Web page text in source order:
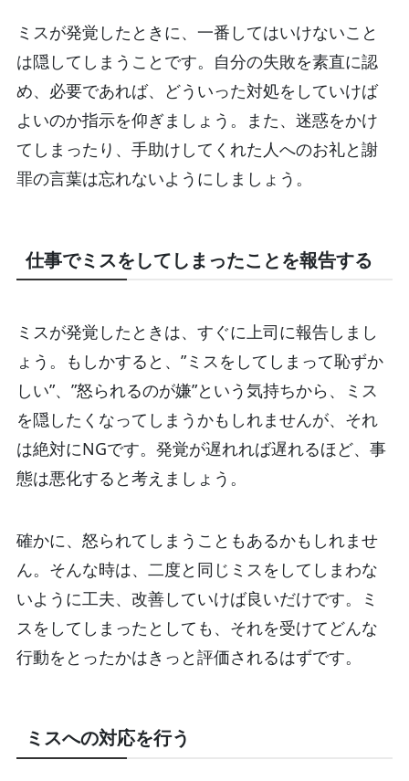
ミスが発覚したときに、一番してはいけないこと
は隠してしまうことです。自分の失敗を素直に認
め、必要であれば、どういった対処をしていけば
よいのか指示を仰ぎましょう。また、迷惑をかけ
てしまったり、手助けしてくれた人へのお礼と謝
罪の言葉は忘れないようにしましょう。
仕事でミスをしてしまったことを報告する
ミスが発覚したときは、すぐに上司に報告しまし
ょう。もしかすると、”ミスをしてしまって恥ずか
しい”、”怒られるのが嫌”という気持ちから、ミス
を隠したくなってしまうかもしれませんが、それ
は絶対にNGです。発覚が遅れれば遅れるほど、事
態は悪化すると考えましょう。
確かに、怒られてしまうこともあるかもしれませ
ん。そんな時は、二度と同じミスをしてしまわな
いように工夫、改善していけば良いだけです。ミ
スをしてしまったとしても、それを受けてどんな
行動をとったかはきっと評価されるはずです。
ミスへの対応を行う